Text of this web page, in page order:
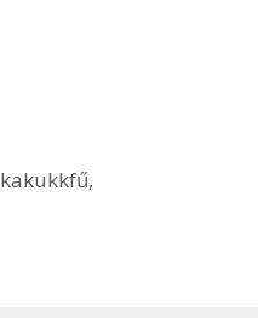
kakukkfű,